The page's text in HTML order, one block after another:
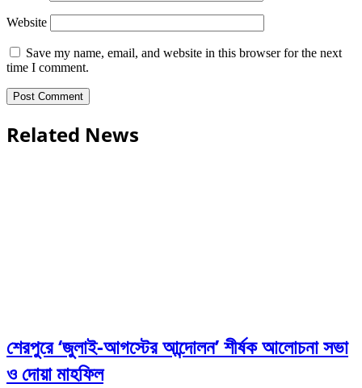
Website
Save my name, email, and website in this browser for the next
time I comment.
Related News
শেরপুরে ‘জুলাই-আগস্টের আন্দোলন’ শীর্ষক আলোচনা সভা
ও দোয়া মাহফিল